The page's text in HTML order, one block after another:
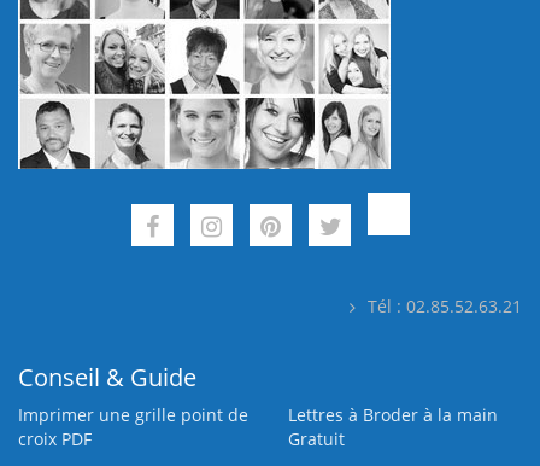
Tél : 02.85.52.63.21
Conseil & Guide
Imprimer une grille point de
croix PDF
Lettres à Broder à la main
Gratuit